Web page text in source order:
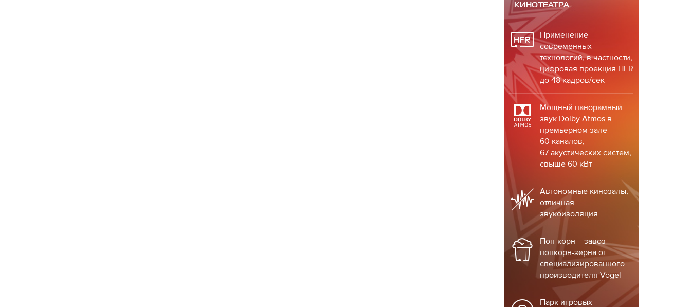
КИНОТЕАТРА
Применение
современных
технологий, в частности,
цифровая проекция HFR
до 48 кадров/сек
Мощный панорамный
звук Dolby Atmos в
премьерном зале -
60 каналов,
67 акустических систем,
свыше 60 кВт
Автономные кинозалы,
отличная
звукоизоляция
Поп-корн – завоз
попкорн-зерна от
специализированного
производителя Vogel
Парк игровых